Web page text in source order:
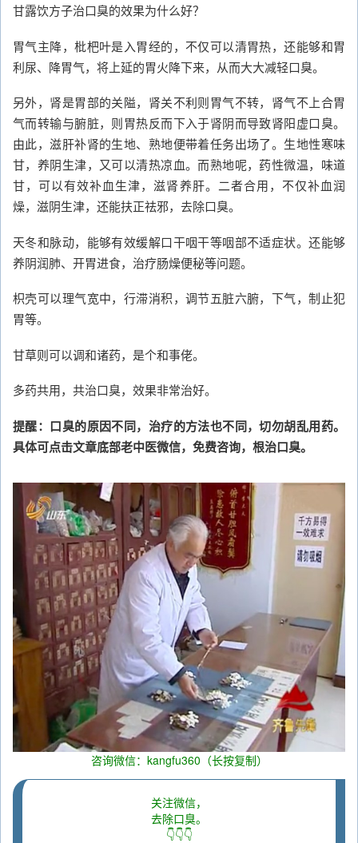
甘露饮方子治口臭的效果为什么好？
胃气主降，枇杷叶是入胃经的，不仅可以清胃热，还能够和胃
利尿、降胃气，将上延的胃火降下来，从而大大减轻口臭。
另外，肾是胃部的关隘，肾关不利则胃气不转，肾气不上合胃
气而转输与腑脏，则胃热反而下入于肾阴而导致肾阳虚口臭。
由此，滋肝补肾的生地、熟地便带着任务出场了。生地性寒味
甘，养阴生津，又可以清热凉血。而熟地呢，药性微温，味道
甘，可以有效补血生津，滋肾养肝。二者合用，不仅补血润
燥，滋阴生津，还能扶正祛邪，去除口臭。
天冬和脉动，能够有效缓解口干咽干等咽部不适症状。还能够
养阴润肺、开胃进食，治疗肠燥便秘等问题。
枳壳可以理气宽中，行滞消积，调节五脏六腑，下气，制止犯
胃等。
甘草则可以调和诸药，是个和事佬。
多药共用，共治口臭，效果非常治好。
提醒：口臭的原因不同，治疗的方法也不同，切勿胡乱用药。
具体可点击文章底部老中医微信，免费咨询，根治口臭。
咨询微信：kangfu360（长按复制）
关注微信，
去除口臭。
👇👇👇